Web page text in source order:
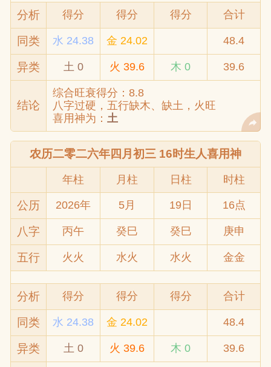
分析 得分 得分 得分 合计
同类 水 24.38 金 24.02 48.4
异类 土 0 火 39.6 木 0 39.6
结论
综合旺衰得分：8.8
八字过硬，五行缺木、缺土，火旺
喜用神为：土
农历二零二六年四月初三 16时生人喜用神
年柱 月柱 日柱 时柱
公历 2026年 5月 19日 16点
八字 丙午 癸巳 癸巳 庚申
五行 火火 水火 水火 金金
分析 得分 得分 得分 合计
同类 水 24.38 金 24.02 48.4
异类 土 0 火 39.6 木 0 39.6